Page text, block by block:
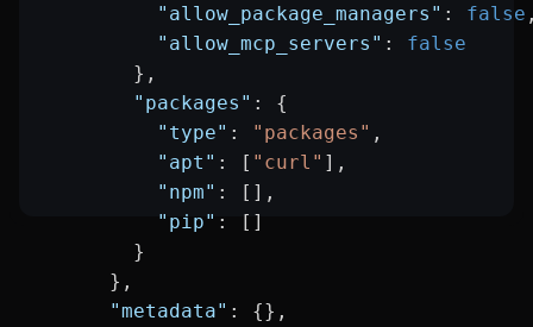
          "allow_package_managers"
: false
          "allow_mcp_servers"
: false
        },
        "packages"
: {
          "type"
: "packages" ,
          "apt"
: [ "curl" ],
          "npm"
: [],
          "pip"
: []
        }
      },
      "metadata"
: {},